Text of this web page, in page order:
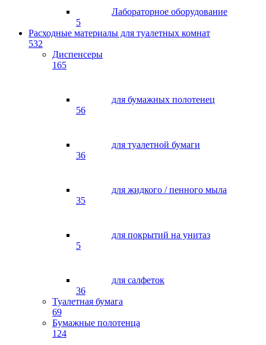
Лабораторное оборудование
5
Расходные материалы для туалетных комнат
532
Диспенсеры
165
для бумажных полотенец
56
для туалетной бумаги
36
для жидкого / пенного мыла
35
для покрытий на унитаз
5
для салфеток
36
Туалетная бумага
69
Бумажные полотенца
124